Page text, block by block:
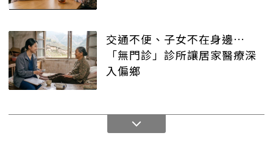
交通不便、子女不在身邊…
「無門診」診所讓居家醫療深
入偏鄉